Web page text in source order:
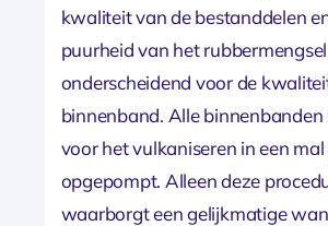
kwaliteit van de bestanddelen
puurheid van het
onderscheidend voor de
binnenband. Alle
voor het vulkaniseren in een mal
opgepompt. Alleen deze
waarborgt een gelijkmatige